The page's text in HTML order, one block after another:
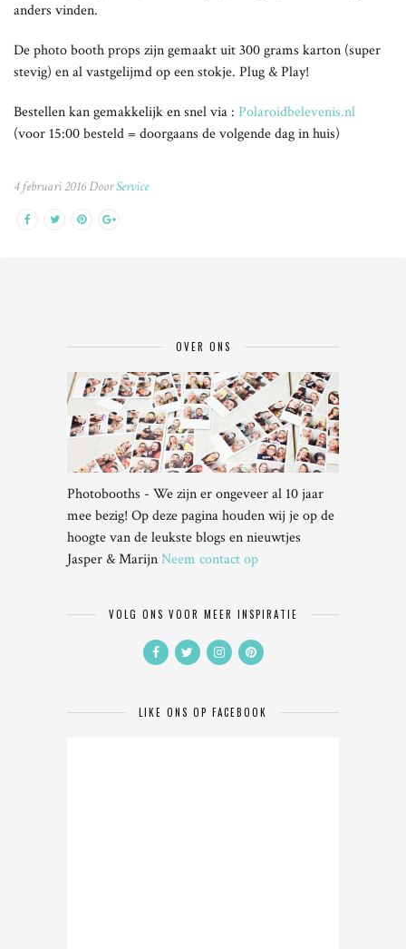
anders vinden.
De photo booth props zijn gemaakt uit 300 grams karton (super
stevig) en al vastgelijmd op een stokje. Plug & Play!
Bestellen kan gemakkelijk en snel via : Polaroidbelevenis.nl
(voor 15:00 besteld = doorgaans de volgende dag in huis)
4 februari 2016 DoorService
OVER ONS
Photobooths - We zijn er ongeveer al 10 jaar
mee bezig! Op deze pagina houden wij je op de
hoogte van de leukste blogs en nieuwtjes
Jasper & MarijnNeem contact op
VOLG ONS VOOR MEER INSPIRATIE
LIKE ONS OP FACEBOOK